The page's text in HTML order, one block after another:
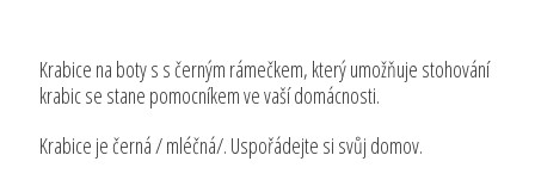
Krabice na boty s s černým rámečkem, který umožňuje stohování
krabic se stane pomocníkem ve vaší domácnosti.
Krabice je černá / mléčná/. Uspořádejte si svůj domov.